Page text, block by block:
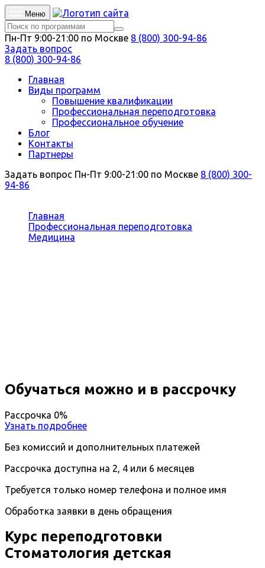
Меню
Пн-Пт 9:00-21:00 по Москве 8 (800) 300-94-86
Задать вопрос
8 (800) 300-94-86
Главная
Виды программ
Повышение квалификации
Профессиональная переподготовка
Профессиональное обучение
Блог
Контакты
Партнеры
Задать вопрос Пн-Пт 9:00-21:00 по Москве 8 (800) 300-
94-86
Главная
Профессиональная переподготовка
Медицина
Обучаться можно и в рассрочку
Рассрочка 0%
Узнать подробнее
Без комиссий и дополнительных платежей
Рассрочка доступна на 2, 4 или 6 месяцев
Требуется только номер телефона и полное имя
Обработка заявки в день обращения
Курс переподготовки
Стоматология детская